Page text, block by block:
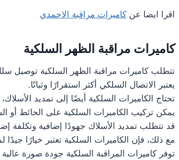
اقرا ايضا عن كاميرات مراقبة الاحمدي
كاميرات مراقبة الظهر السلكية
تتطلب كاميرات مراقبة الظهر السلكية توصيل سلك
يعتبر الاتصال السلكي أكثر استقرارًا وثباتًا.
تحتاج الكاميرات السلكية أيضًا إلى تمديد
يمكن تركيب الكاميرات السلكية على الحائط أو
قد تتطلب تمديد الأسلاك جهودًا إضافية وتكلفة
مع ذلك، فإن الكاميرات السلكية تعتبر خيارًا
توفر كاميرات المراقبة السلكية جودة صورة عالية